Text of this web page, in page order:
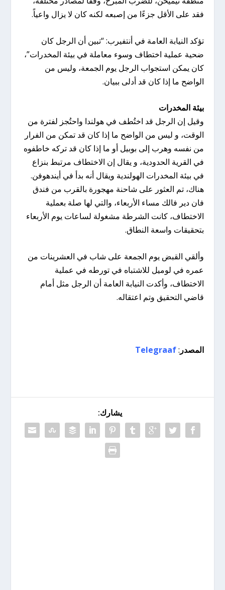
فقد على الأقل جزءًا من إصبعه لكنه كان لا يزال واعياً.
تؤكد النيابة العامة في أنتفيرب: “تبين أن الرجل كان
ضحية عملية اختطاف وسوء معاملة في بيئة المخدرات”،
كان يمكن استجواب الرجل يوم الجمعة، وليس من
الواضح ما إذا كان قد أدلى ببيان.
بيئة المخدرات
وقيل إن الرجل قد اختُطف في هولندا واحتُجز لفترة من
الوقت، و ليس من الواضح ما إذا كان قد تمكن من الفرار
من نفسه وهرب إلى بوبيل أو ما إذا كان قد تركه خاطفوه
في القرية الحدودية، و يقال إن الاختطاف مرتبط بنزاع
في بيئة المخدرات الهولندية ويقال أنه بدأ في أيندهوفن.
هناك، تم العثور على شاحنة مهجورة بالقرب من فندق
فان دير فالك مساء الأربعاء، والتي لها صلة بعملية
الاختطاف، كانت الشرطة مشغولة لساعات يوم الأربعاء
بتحقيقات واسعة النطاق.
وألقي القبض يوم الجمعة على شاب في العشرينات من
عمره في لوميل للاشتباه في تورطه في عملية
الاختطاف، وأكدت النيابة العامة أن الرجل مثل أمام
قاضي التحقيق وتم اعتقاله.
المصدر :
Telegraaf
يشارك: